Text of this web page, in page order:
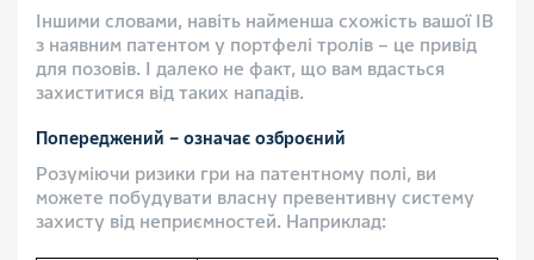
Іншими словами, навіть найменша схожість вашої ІВ
з наявним патентом у портфелі тролів – це привід
для позовів. І далеко не факт, що вам вдасться
захиститися від таких нападів.
Попереджений – означає озброєний
Розуміючи ризики гри на патентному полі, ви
можете побудувати власну превентивну систему
захисту від неприємностей. Наприклад: